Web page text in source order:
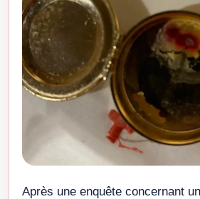
Après une enquête concernant